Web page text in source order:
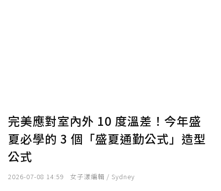
完美應對室內外 10 度溫差！今年盛
夏必學的 3 個「盛夏通勤公式」造型
公式
2026-07-08 14:59 女子漾編輯 / Sydney